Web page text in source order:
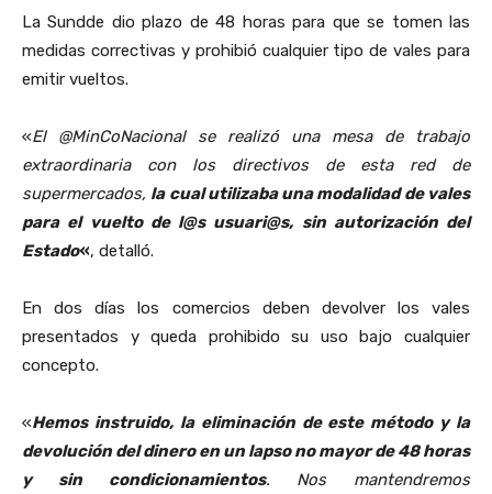
La Sundde dio plazo de 48 horas para que se tomen las
medidas correctivas y prohibió cualquier tipo de vales para
emitir vueltos.
«El @MinCoNacional se realizó una mesa de trabajo
extraordinaria con los directivos de esta red de
supermercados, la cual utilizaba una modalidad de vales
para el vuelto de l@s usuari@s, sin autorización del
Estado«, detalló.
En dos días los comercios deben devolver los vales
presentados y queda prohibido su uso bajo cualquier
concepto.
«Hemos instruido, la eliminación de este método y la
devolución del dinero en un lapso no mayor de 48 horas
y sin condicionamientos. Nos mantendremos